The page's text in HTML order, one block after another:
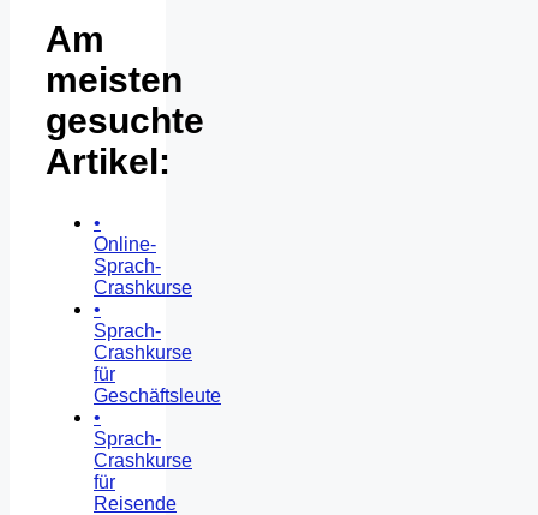
Am
meisten
gesuchte
Artikel:
•
Online-
Sprach-
Crashkurse
•
Sprach-
Crashkurse
für
Geschäftsleute
•
Sprach-
Crashkurse
für
Reisende